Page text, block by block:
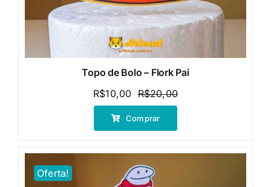
Topo de Bolo – Flork Pai
R$20,00O
preço
R$10,00
O
preço
Comprar
Oferta!